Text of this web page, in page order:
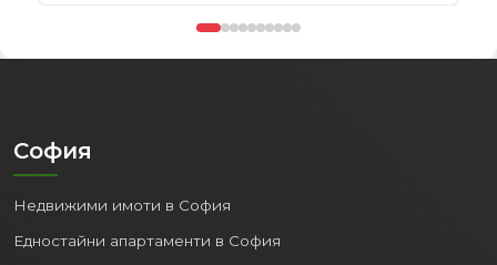
София
Недвижими имоти в София
Едностайни апартаменти в София